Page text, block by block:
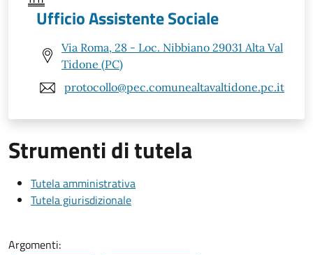
Ufficio Assistente Sociale
Via Roma, 28 - Loc. Nibbiano 29031 Alta Val
Tidone (PC)
protocollo@pec.comunealtavaltidone.pc.it
Strumenti di tutela
Tutela amministrativa
Tutela giurisdizionale
Argomenti: